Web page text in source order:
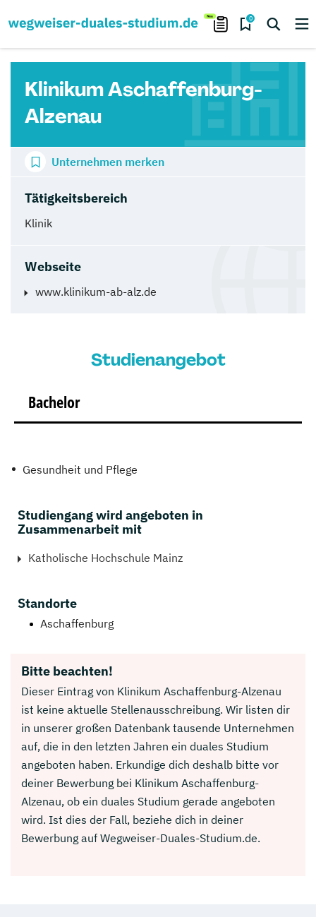
0
Klinikum Aschaffenburg-
Alzenau
Tätigkeitsbereich
Klinik
Webseite
www.klinikum-ab-alz.de
Unternehmen merken
Studienangebot
Bachelor
Gesundheit und Pflege
Studiengang wird angeboten in
Zusammenarbeit mit
Katholische Hochschule Mainz
Standorte
Aschaffenburg
Bitte beachten!
Dieser Eintrag von Klinikum Aschaffenburg-Alzenau
ist keine aktuelle Stellenausschreibung. Wir listen dir
in unserer großen Datenbank tausende Unternehmen
auf, die in den letzten Jahren ein duales Studium
angeboten haben. Erkundige dich deshalb bitte vor
deiner Bewerbung bei Klinikum Aschaffenburg-
Alzenau, ob ein duales Studium gerade angeboten
wird. Ist dies der Fall, beziehe dich in deiner
Bewerbung auf Wegweiser-Duales-Studium.de.